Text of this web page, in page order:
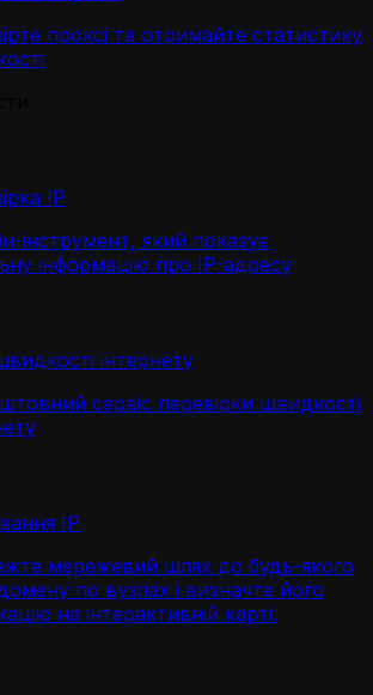
проксі та отримайте статистику
IP
інструмент, який показує
інформацію про IP-адресу
інтернету
сервіс перевірки швидкості
IP
мережевий шлях до будь-якого
по вузлах і визначте його
на інтерактивній карті.